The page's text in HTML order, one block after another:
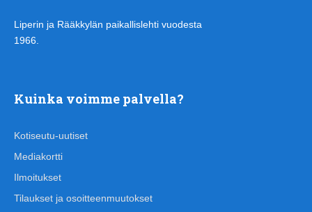
Liperin ja Rääkkylän paikallislehti vuodesta
1966.
Kuinka voimme palvella?
Kotiseutu-uutiset
Mediakortti
Ilmoitukset
Tilaukset ja osoitteenmuutokset